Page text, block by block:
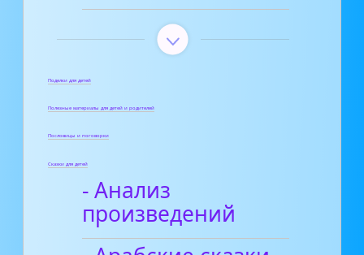
Поделки для детей
Полезные материалы для детей и родителей
Пословицы и поговорки
Сказки для детей
- Анализ
произведений